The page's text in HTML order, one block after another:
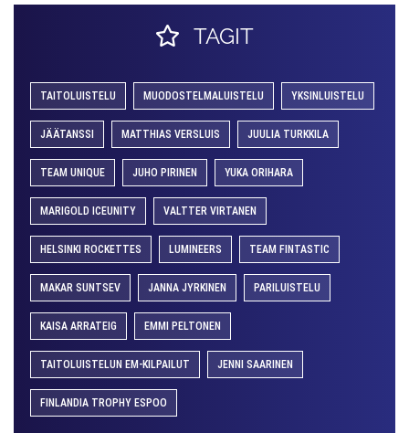
TAGIT
TAITOLUISTELU MUODOSTELMALUISTELU YKSINLUISTELU
JÄÄTANSSI MATTHIAS VERSLUIS JUULIA TURKKILA
TEAM UNIQUE JUHO PIRINEN YUKA ORIHARA
MARIGOLD ICEUNITY VALTTER VIRTANEN
HELSINKI ROCKETTES LUMINEERS TEAM FINTASTIC
MAKAR SUNTSEV JANNA JYRKINEN PARILUISTELU
KAISA ARRATEIG EMMI PELTONEN
TAITOLUISTELUN EM-KILPAILUT JENNI SAARINEN
FINLANDIA TROPHY ESPOO